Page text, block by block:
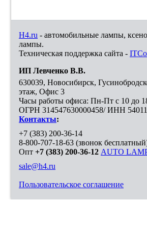
H4.ru - автомобильные лампы,
лампы.
Техническая поддержка сайта -
ИП Левченко В.В.
630039, Новосибирск,
этаж, Офис 3
Часы работы офиса: Пн-Пт с 10 до
ОГРН 314547630000458/ ИНН
Контакты:
+7 (383) 200-36-14
8-800-707-18-63 (звонок
Опт +7 (383) 200-36-12 AUTO
sale@h4.ru
Пользовательское соглашение